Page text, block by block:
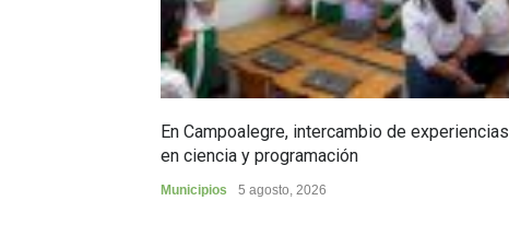
En Campoalegre, intercambio de experiencias
en ciencia y programación
Municipios 5 agosto, 2026